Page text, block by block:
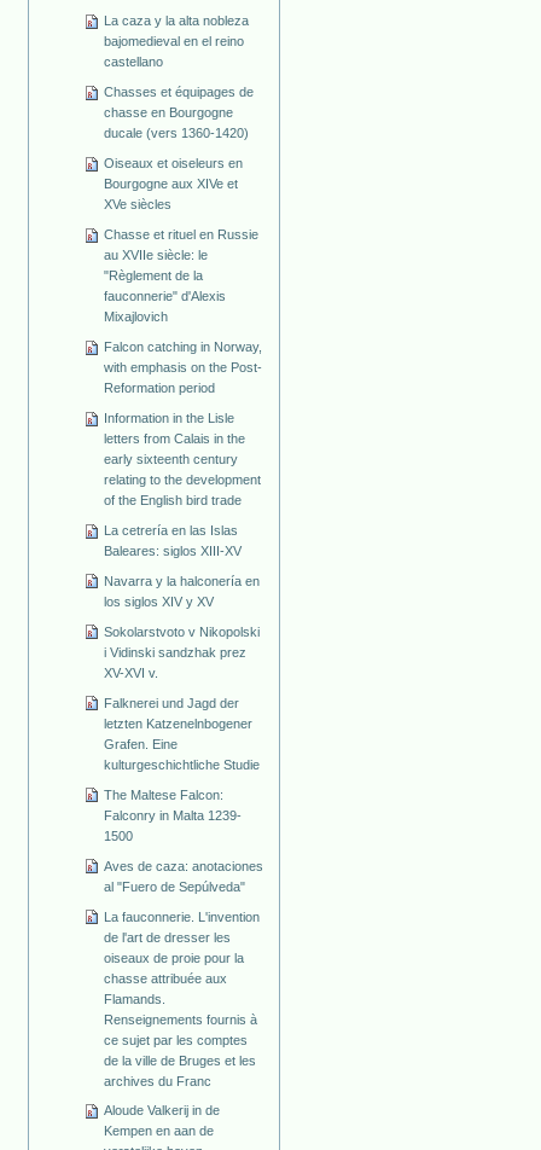
La caza y la alta nobleza
bajomedieval en el reino
castellano
Chasses et équipages de
chasse en Bourgogne
ducale (vers 1360-1420)
Oiseaux et oiseleurs en
Bourgogne aux XIVe et
XVe siècles
Chasse et rituel en Russie
au XVIIe siècle: le
"Règlement de la
fauconnerie" d'Alexis
Mixajlovich
Falcon catching in Norway,
with emphasis on the Post-
Reformation period
Information in the Lisle
letters from Calais in the
early sixteenth century
relating to the development
of the English bird trade
La cetrería en las Islas
Baleares: siglos XIII-XV
Navarra y la halconería en
los siglos XIV y XV
Sokolarstvoto v Nikopolski
i Vidinski sandzhak prez
XV-XVI v.
Falknerei und Jagd der
letzten Katzenelnbogener
Grafen. Eine
kulturgeschichtliche Studie
The Maltese Falcon:
Falconry in Malta 1239-
1500
Aves de caza: anotaciones
al "Fuero de Sepúlveda"
La fauconnerie. L'invention
de l'art de dresser les
oiseaux de proie pour la
chasse attribuée aux
Flamands.
Renseignements fournis à
ce sujet par les comptes
de la ville de Bruges et les
archives du Franc
Aloude Valkerij in de
Kempen en aan de